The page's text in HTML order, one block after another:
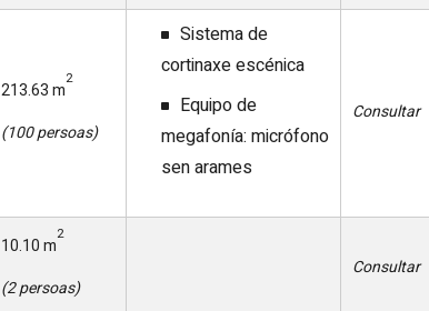
213.63 m2
(100 persoas)
Sistema de
cortinaxe escénica
Equipo de
megafonía: micrófono
sen arames
Consultar
10.10 m2
(2 persoas)
Consultar